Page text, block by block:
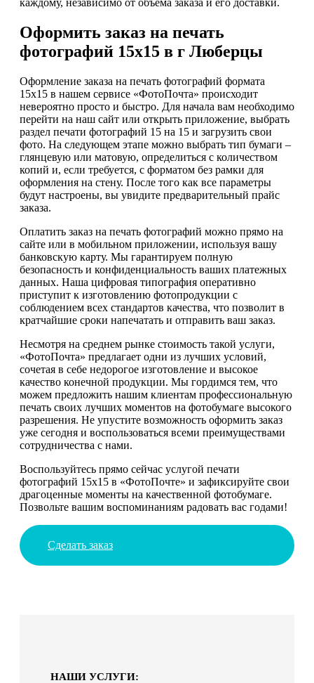
каждому, независимо от объема заказа и его доставки.
Оформить заказ на печать
фотографий 15х15 в г Люберцы
Оформление заказа на печать фотографий формата
15х15 в нашем сервисе «ФотоПочта» происходит
невероятно просто и быстро. Для начала вам необходимо
перейти на наш сайт или открыть приложение, выбрать
раздел печати фотографий 15 на 15 и загрузить свои
фото. На следующем этапе можно выбрать тип бумаги –
глянцевую или матовую, определиться с количеством
копий и, если требуется, с форматом без рамки для
оформления на стену. После того как все параметры
будут настроены, вы увидите предварительный прайс
заказа.
Оплатить заказ на печать фотографий можно прямо на
сайте или в мобильном приложении, используя вашу
банковскую карту. Мы гарантируем полную
безопасность и конфиденциальность ваших платежных
данных. Наша цифровая типография оперативно
приступит к изготовлению фотопродукции с
соблюдением всех стандартов качества, что позволит в
кратчайшие сроки напечатать и отправить ваш заказ.
Несмотря на среднем рынке стоимость такой услуги,
«ФотоПочта» предлагает одни из лучших условий,
сочетая в себе недорогое изготовление и высокое
качество конечной продукции. Мы гордимся тем, что
можем предложить нашим клиентам профессиональную
печать своих лучших моментов на фотобумаге высокого
разрешения. Не упустите возможность оформить заказ
уже сегодня и воспользоваться всеми преимуществами
сотрудничества с нами.
Воспользуйтесь прямо сейчас услугой печати
фотографий 15х15 в «ФотоПочте» и зафиксируйте свои
драгоценные моменты на качественной фотобумаге.
Позвольте вашим воспоминаниям радовать вас годами!
Сделать заказ
НАШИ УСЛУГИ: